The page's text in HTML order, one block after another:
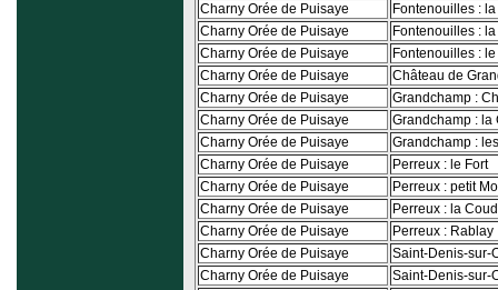
Charny Orée de Puisaye
Fontenouilles :
Charny Orée de Puisaye
Fontenouilles :
Charny Orée de Puisaye
Fontenouilles :
Charny Orée de Puisaye
Château de
Charny Orée de Puisaye
Grandchamp :
Charny Orée de Puisaye
Grandchamp : la
Charny Orée de Puisaye
Grandchamp :
Charny Orée de Puisaye
Perreux : le Fort
Charny Orée de Puisaye
Perreux : petit
Charny Orée de Puisaye
Perreux : la
Charny Orée de Puisaye
Perreux : Rablay
Charny Orée de Puisaye
Saint-Denis-sur-
Charny Orée de Puisaye
Saint-Denis-sur-